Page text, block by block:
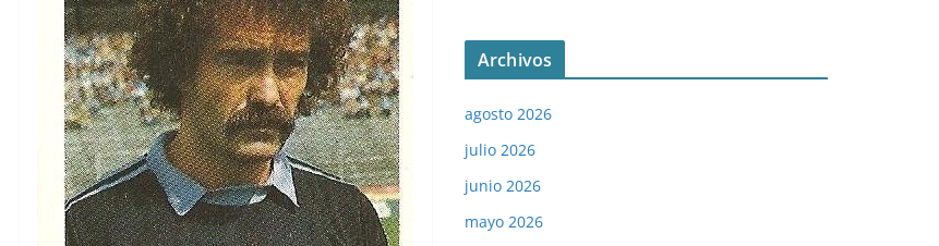
Archivos
agosto 2026
julio 2026
junio 2026
mayo 2026